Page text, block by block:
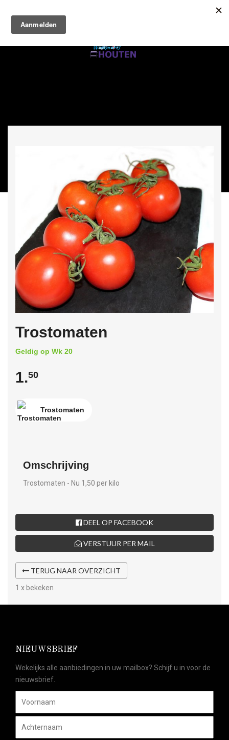
Trostomaten
Geldig op Wk 20
1.50
Trostomaten
Omschrijving
Trostomaten - Nu 1,50 per kilo
DEEL OP FACEBOOK
VERSTUUR PER MAIL
TERUG NAAR OVERZICHT
1 x bekeken
NIEUWSBRIEF
Wekelijks alle aanbiedingen in uw mailbox? Schijf u in voor de
nieuwsbrief.